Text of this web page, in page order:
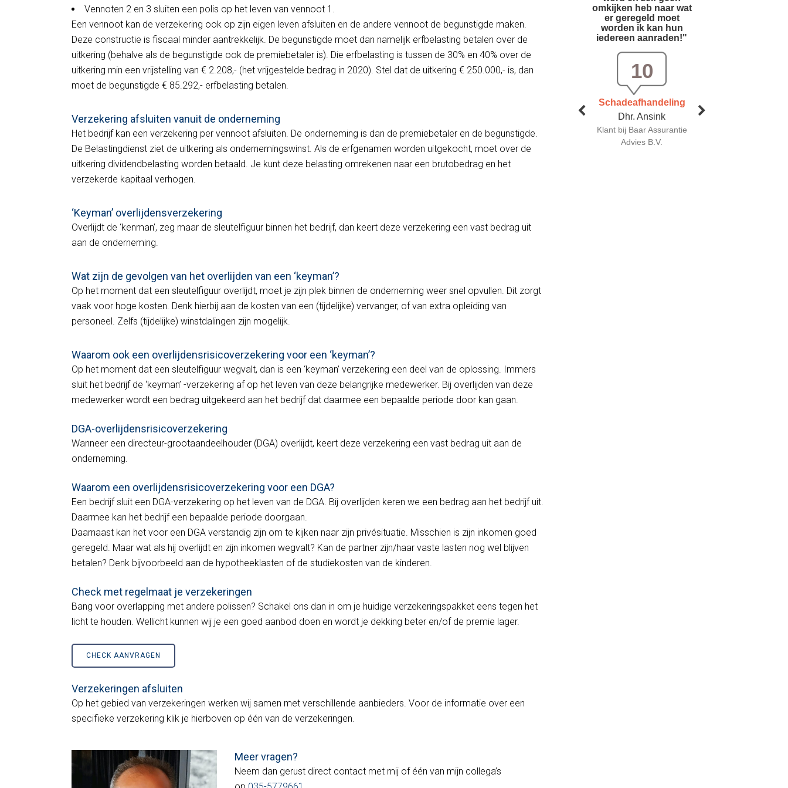
Vennoten 2 en 3 sluiten een polis op het leven van vennoot 1.
Een vennoot kan de verzekering ook op zijn eigen leven afsluiten en de andere vennoot de begunstigde maken.
Deze constructie is fiscaal minder aantrekkelijk. De begunstigde moet dan namelijk erfbelasting betalen over de
uitkering (behalve als de begunstigde ook de premiebetaler is). Die erfbelasting is tussen de 30% en 40% over de
uitkering min een vrijstelling van € 2.208,- (het vrijgestelde bedrag in 2020). Stel dat de uitkering € 250.000,- is, dan
moet de begunstigde € 85.292,- erfbelasting betalen.
Verzekering afsluiten vanuit de onderneming
Het bedrijf kan een verzekering per vennoot afsluiten. De onderneming is dan de premiebetaler en de begunstigde.
De Belastingdienst ziet de uitkering als ondernemingswinst. Als de erfgenamen worden uitgekocht, moet over de
uitkering dividendbelasting worden betaald. Je kunt deze belasting omrekenen naar een brutobedrag en het
verzekerde kapitaal verhogen.
‘Keyman’ overlijdensverzekering
Overlijdt de ‘kenman’, zeg maar de sleutelfiguur binnen het bedrijf, dan keert deze verzekering een vast bedrag uit
aan de onderneming.
Wat zijn de gevolgen van het overlijden van een ‘keyman’?
Op het moment dat een sleutelfiguur overlijdt, moet je zijn plek binnen de onderneming weer snel opvullen. Dit zorgt
vaak voor hoge kosten. Denk hierbij aan de kosten van een (tijdelijke) vervanger, of van extra opleiding van
personeel. Zelfs (tijdelijke) winstdalingen zijn mogelijk.
Waarom ook een overlijdensrisicoverzekering voor een ‘keyman’?
Op het moment dat een sleutelfiguur wegvalt, dan is een ‘keyman’ verzekering een deel van de oplossing. Immers
sluit het bedrijf de ‘keyman’ -verzekering af op het leven van deze belangrijke medewerker. Bij overlijden van deze
medewerker wordt een bedrag uitgekeerd aan het bedrijf dat daarmee een bepaalde periode door kan gaan.
DGA-overlijdensrisicoverzekering
Wanneer een directeur-grootaandeelhouder (DGA) overlijdt, keert deze verzekering een vast bedrag uit aan de
onderneming.
Waarom een overlijdensrisicoverzekering voor een DGA?
Een bedrijf sluit een DGA-verzekering op het leven van de DGA. Bij overlijden keren we een bedrag aan het bedrijf uit.
Daarmee kan het bedrijf een bepaalde periode doorgaan.
Daarnaast kan het voor een DGA verstandig zijn om te kijken naar zijn privésituatie. Misschien is zijn inkomen goed
geregeld. Maar wat als hij overlijdt en zijn inkomen wegvalt? Kan de partner zijn/haar vaste lasten nog wel blijven
betalen? Denk bijvoorbeeld aan de hypotheeklasten of de studiekosten van de kinderen.
Check met regelmaat je verzekeringen
Bang voor overlapping met andere polissen? Schakel ons dan in om je huidige verzekeringspakket eens tegen het
licht te houden. Wellicht kunnen wij je een goed aanbod doen en wordt je dekking beter en/of de premie lager.
CHECK AANVRAGEN
Verzekeringen afsluiten
Op het gebied van verzekeringen werken wij samen met verschillende aanbieders. Voor de informatie over een
specifieke verzekering klik je hierboven op één van de verzekeringen.
Meer vragen?
Neem dan gerust direct contact met mij of één van mijn collega’s